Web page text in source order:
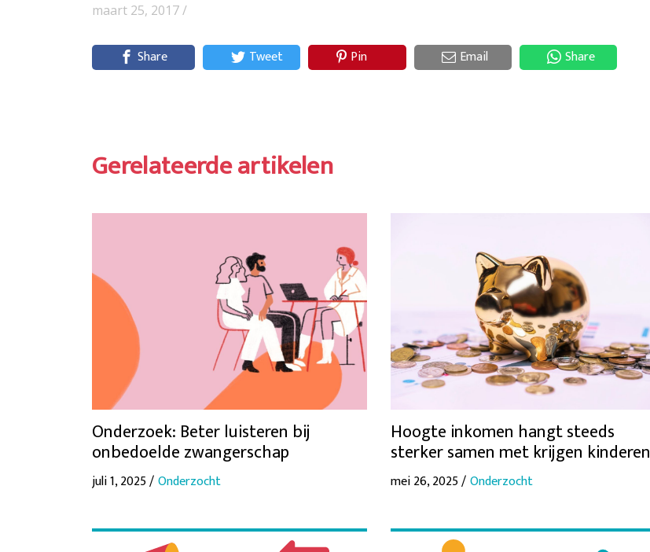
maart 25, 2017 /
Share Tweet Pin Email Share
Gerelateerde artikelen
Onderzoek: Beter luisteren bij
onbedoelde zwangerschap
juli 1, 2025 /Onderzocht
Hoogte inkomen hangt steeds
sterker samen met krijgen kinderen
mei 26, 2025 /Onderzocht